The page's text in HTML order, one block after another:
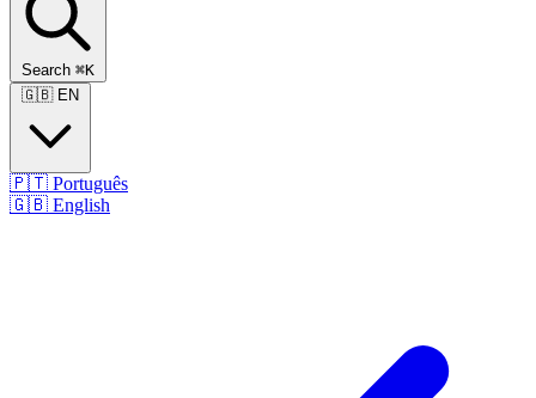
Search ⌘K
🇬🇧 EN
🇵🇹 Português
🇬🇧 English